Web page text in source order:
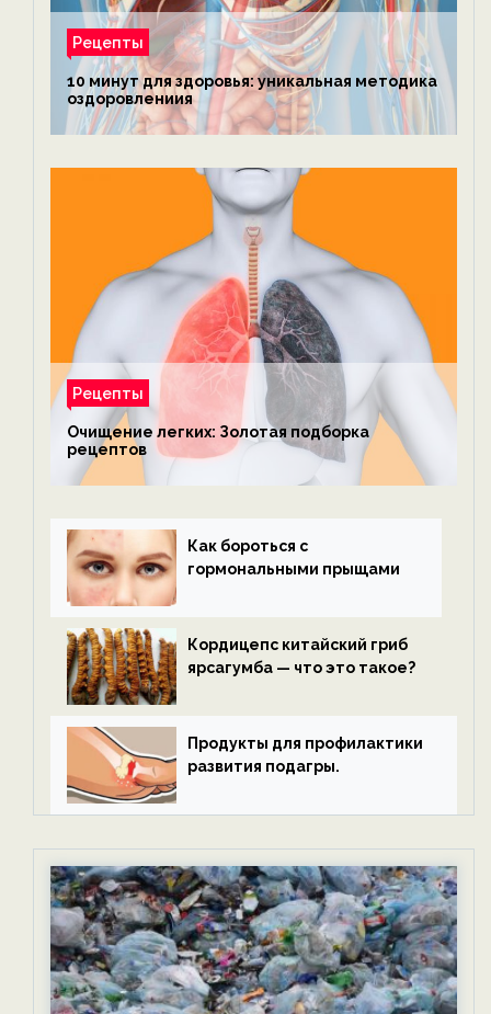
Рецепты
10 минут для здоровья: уникальная методика
оздоровлениия
Рецепты
Очищение легких: Золотая подборка
рецептов
Как бороться с
гормональными прыщами
Кордицепс китайский гриб
ярсагумба — что это такое?
Продукты для профилактики
развития подагры.